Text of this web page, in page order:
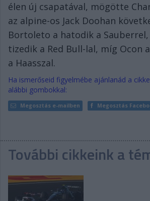
élen új csapatával, mögötte
az alpine-os Jack Doohan
Bortoleto a hatodik a Sauberrel,
tizedik a Red Bull-lal, míg Ocon
a Haasszal.
Ha ismerőseid figyelmébe ajánlanád a
alábbi gombokkal:
Megosztás e-mailben Megosztás
További cikkeink a